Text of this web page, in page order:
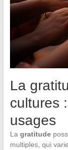
La
cultures
usages
La gratitude
multiples, qui